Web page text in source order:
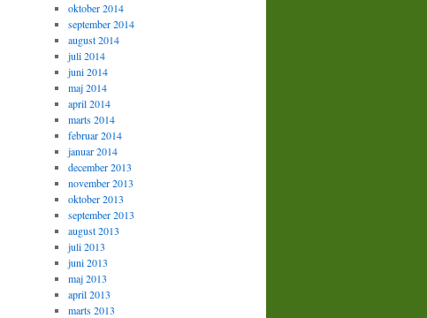
oktober 2014
september 2014
august 2014
juli 2014
juni 2014
maj 2014
april 2014
marts 2014
februar 2014
januar 2014
december 2013
november 2013
oktober 2013
september 2013
august 2013
juli 2013
juni 2013
maj 2013
april 2013
marts 2013